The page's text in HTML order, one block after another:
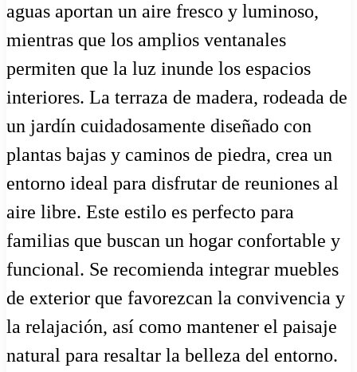
aguas aportan un aire fresco y luminoso,
mientras que los amplios ventanales
permiten que la luz inunde los espacios
interiores. La terraza de madera, rodeada de
un jardín cuidadosamente diseñado con
plantas bajas y caminos de piedra, crea un
entorno ideal para disfrutar de reuniones al
aire libre. Este estilo es perfecto para
familias que buscan un hogar confortable y
funcional. Se recomienda integrar muebles
de exterior que favorezcan la convivencia y
la relajación, así como mantener el paisaje
natural para resaltar la belleza del entorno.